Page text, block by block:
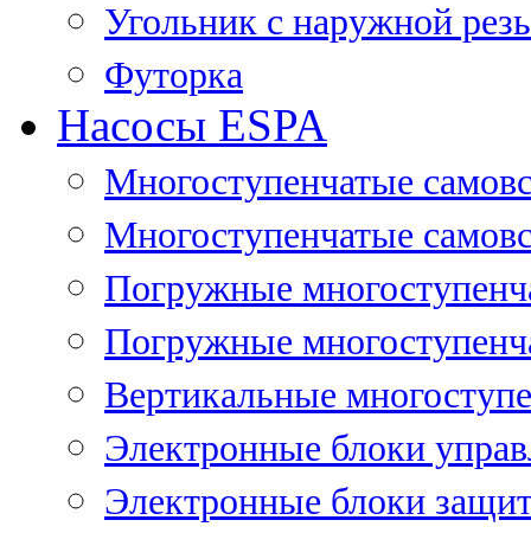
Угольник с наружной
Футорка
Насосы ESPA
Многоступенчатые
Многоступенчатые
Погружные
Погружные
Вертикальные
Электронные блоки
Электронные блоки